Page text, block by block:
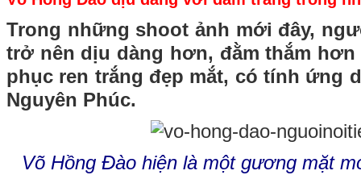
Trong những shoot ảnh mới đây,
trở nên dịu dàng hơn, đằm thắm hơn
phục ren trắng đẹp mắt, có tính ứng
Nguyên Phúc.
Võ Hồng Đào hiện là một gương mặt